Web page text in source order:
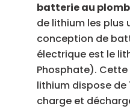
batterie au plomb
de lithium les plus
conception de
électrique est le
Phosphate).
lithium dispose de
charge et